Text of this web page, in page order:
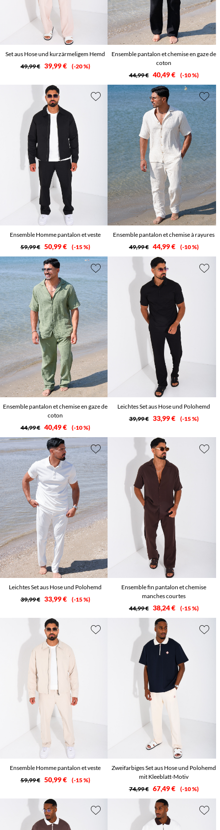
Set aus Hose und kurzärmeligem Hemd
49,99 € 39,99 € -20 %
Ensemble pantalon et chemise en gaze de
coton
44,99 € 40,49 € -10 %
Ensemble Homme pantalon et veste
59,99 € 50,99 € -15 %
Ensemble pantalon et chemise à rayures
49,99 € 44,99 € -10 %
Ensemble pantalon et chemise en gaze de
coton
44,99 € 40,49 € -10 %
Leichtes Set aus Hose und Polohemd
39,99 € 33,99 € -15 %
Leichtes Set aus Hose und Polohemd
39,99 € 33,99 € -15 %
Ensemble fin pantalon et chemise
manches courtes
44,99 € 38,24 € -15 %
Ensemble Homme pantalon et veste
59,99 € 50,99 € -15 %
Zweifarbiges Set aus Hose und Polohemd
mit Kleeblatt-Motiv
74,99 € 67,49 € -10 %